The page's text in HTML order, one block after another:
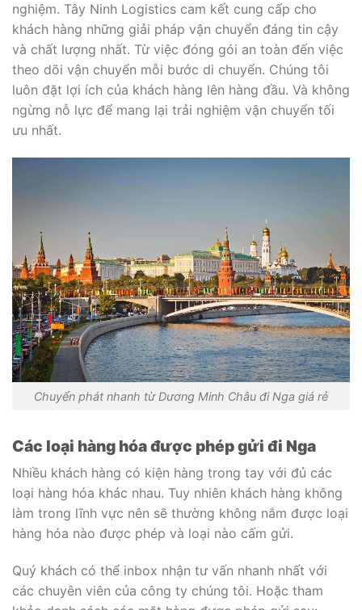
nghiệm. Tây Ninh Logistics cam kết cung cấp cho
khách hàng những giải pháp vận chuyển đáng tin cậy
và chất lượng nhất. Từ việc đóng gói an toàn đến việc
theo dõi vận chuyển mỗi bước di chuyển. Chúng tôi
luôn đặt lợi ích của khách hàng lên hàng đầu. Và không
ngừng nỗ lực để mang lại trải nghiệm vận chuyển tối
ưu nhất.
Chuyển phát nhanh từ Dương Minh Châu đi Nga giá rẻ
Các loại hàng hóa được phép gửi đi Nga
Nhiều khách hàng có kiện hàng trong tay với đủ các
loại hàng hóa khác nhau. Tuy nhiên khách hàng không
làm trong lĩnh vực nên sẽ thường không nắm được loại
hàng hóa nào được phép và loại nào cấm gửi.
Quý khách có thể inbox nhận tư vấn nhanh nhất với
các chuyên viên của công ty chúng tôi. Hoặc tham